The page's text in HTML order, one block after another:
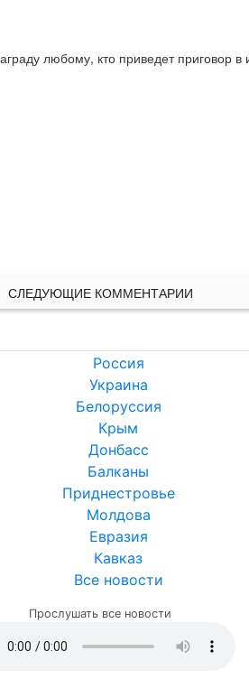
любому, кто приведет
СЛЕДУЮЩИЕ КОММЕНТАРИИ
Россия
Украина
Белоруссия
Крым
Донбасс
Балканы
Приднестровье
Молдова
Евразия
Кавказ
Все новости
Прослушать все новости